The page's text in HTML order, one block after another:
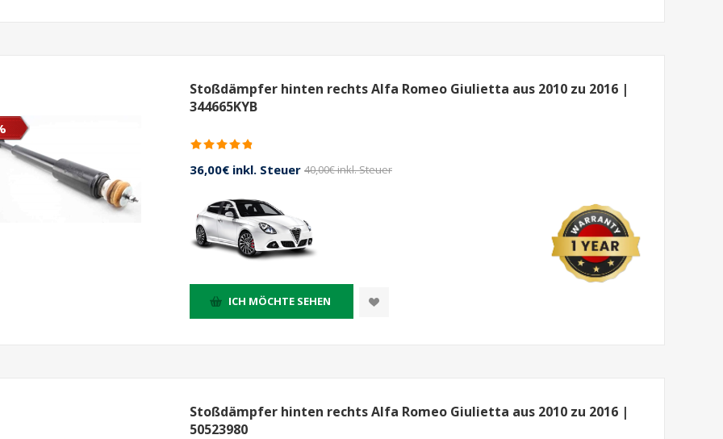
Stoßdämpfer hinten rechts Alfa Romeo Giulietta aus 2010 zu 2016 |
344665KYB
36,00€ inkl. Steuer 40,00€ inkl. Steuer
ICH MÖCHTE SEHEN
Stoßdämpfer hinten rechts Alfa Romeo Giulietta aus 2010 zu 2016 |
50523980